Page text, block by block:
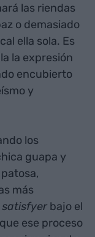
las riendas
o demasiado
ella sola. Es
la expresión
encubierto
y
los
guapa y
más
satisfyer bajo el
ese proceso